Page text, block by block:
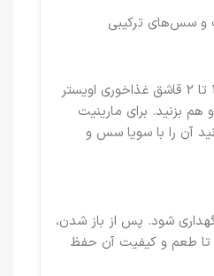
و سس‌های ترکیبی
در مراحل پایانی پخت، 1 تا 2 قاشق غذاخوری اویستر
بزنید. برای مارینیت
آن را با سویا سس و
شود. پس از باز شدن،
تا طعم و کیفیت آن حفظ